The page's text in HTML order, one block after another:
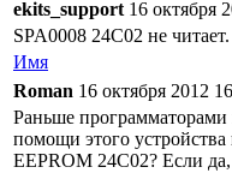
ekits_support 16 октября
SPA0008 24C02 не читает.
Имя
Roman 16 октября 2012
Раньше
помощи этого
EEPROM 24C02? Если